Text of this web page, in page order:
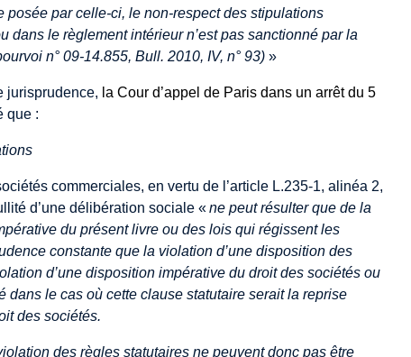
posée par celle-ci, le non-respect des stipulations
dans le règlement intérieur n’est pas sanctionné par la
n° 09-14.855, Bull. 2010, IV, n° 93)»
jurisprudence, la Cour d’appel de Paris dans un arrêt du 5
que :
commerciales, en vertu de l’article L.235-1, alinéa 2,
d’une délibération sociale «ne peut résulter que de la
du présent livre ou des lois qui régissent les
constante que la violation d’une disposition des
d’une disposition impérative du droit des sociétés ou
dans le cas où cette clause statutaire serait la reprise
des sociétés.
des règles statutaires ne peuvent donc pas être